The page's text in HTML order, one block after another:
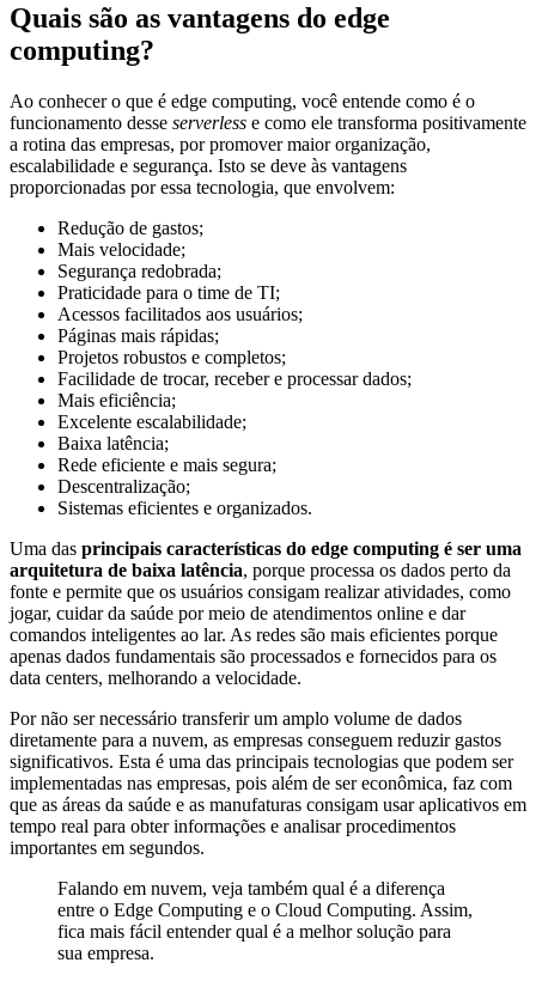
Quais são as vantagens do edge
computing?
Ao conhecer o que é edge computing, você entende como é o
funcionamento desse serverless e como ele transforma positivamente
a rotina das empresas, por promover maior organização,
escalabilidade e segurança. Isto se deve às vantagens
proporcionadas por essa tecnologia, que envolvem:
Redução de gastos;
Mais velocidade;
Segurança redobrada;
Praticidade para o time de TI;
Acessos facilitados aos usuários;
Páginas mais rápidas;
Projetos robustos e completos;
Facilidade de trocar, receber e processar dados;
Mais eficiência;
Excelente escalabilidade;
Baixa latência;
Rede eficiente e mais segura;
Descentralização;
Sistemas eficientes e organizados.
Uma das principais características do edge computing é ser uma
arquitetura de baixa latência, porque processa os dados perto da
fonte e permite que os usuários consigam realizar atividades, como
jogar, cuidar da saúde por meio de atendimentos online e dar
comandos inteligentes ao lar. As redes são mais eficientes porque
apenas dados fundamentais são processados e fornecidos para os
data centers, melhorando a velocidade.
Por não ser necessário transferir um amplo volume de dados
diretamente para a nuvem, as empresas conseguem reduzir gastos
significativos. Esta é uma das principais tecnologias que podem ser
implementadas nas empresas, pois além de ser econômica, faz com
que as áreas da saúde e as manufaturas consigam usar aplicativos em
tempo real para obter informações e analisar procedimentos
importantes em segundos.
Falando em nuvem, veja também qual é a diferença
entre o Edge Computing e o Cloud Computing. Assim,
fica mais fácil entender qual é a melhor solução para
sua empresa.